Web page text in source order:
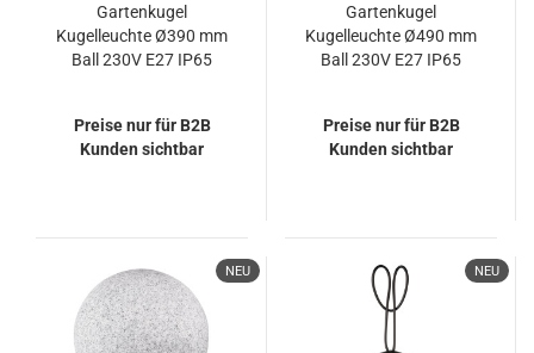
Gartenkugel
Kugelleuchte Ø390 mm
Ball 230V E27 IP65
Stono
Preise nur für B2B
Kunden sichtbar
Gartenkugel
Kugelleuchte Ø490 mm
Ball 230V E27 IP65
Stono
Preise nur für B2B
Kunden sichtbar
NEU NEU